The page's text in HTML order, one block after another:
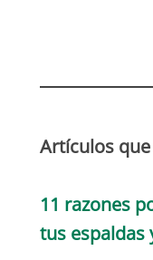
Artículos
11 razones
tus espaldas